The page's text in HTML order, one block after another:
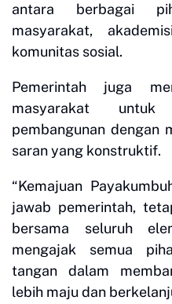
antara berbagai
masyarakat,
komunitas sosial.
Pemerintah juga
masyarakat untuk
pembangunan dengan
saran yang konstruktif.
“Kemajuan
jawab pemerintah,
bersama seluruh
mengajak semua
tangan dalam
lebih maju dan